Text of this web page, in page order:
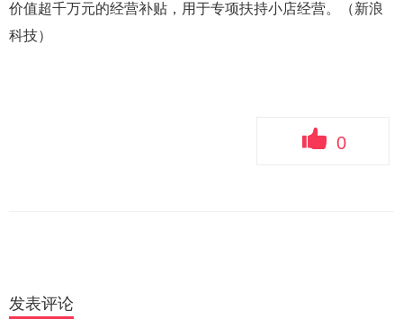
价值超千万元的经营补贴，用于专项扶持小店经营。（新浪
科技）
0
发表评论